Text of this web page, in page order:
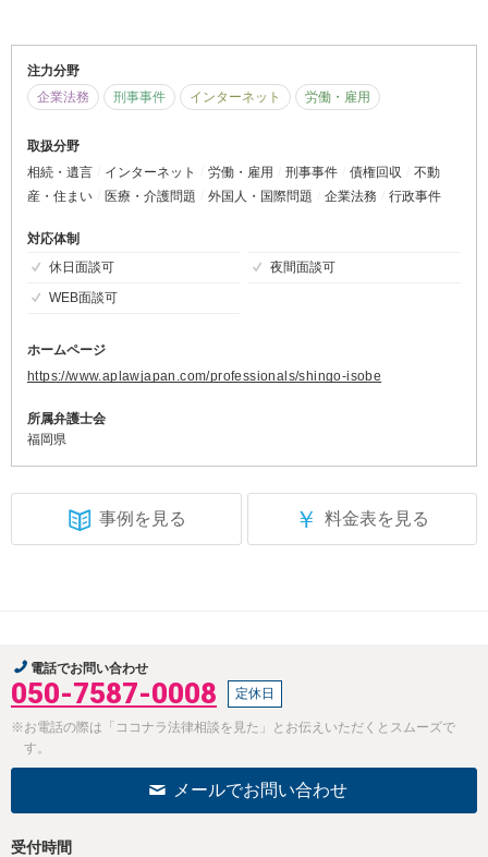
注力分野
企業法務
刑事事件 インターネット 労働・雇用
取扱分野
相続・遺言
インターネット 労働・雇用 刑事事件 債権回収
不動
産・住まい
医療・介護問題 外国人・国際問題 企業法務 行政事件
対応体制
休日面談可
夜間面談可
WEB面談可
ホームページ
https://www.aplawjapan.com/professionals/shingo-isobe
所属弁護士会
福岡県
事例を見る ￥ 料金表を見る
電話でお問い合わせ
050-7587-0008 定休日
※お電話の際は「ココナラ法律相談を見た」とお伝えいただくとスムーズで
す。
メールでお問い合わせ
受付時間